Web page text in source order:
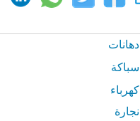
دهانات
سباكة
كهرباء
نجارة